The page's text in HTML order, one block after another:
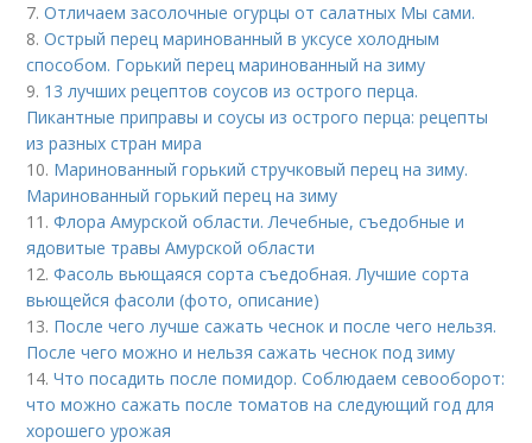
7.Отличаем засолочные огурцы от салатных Мы сами.
8.Острый перец маринованный в уксусе холодным
способом. Горький перец маринованный на зиму
9. 13 лучших рецептов соусов из острого перца.
Пикантные приправы и соусы из острого перца: рецепты
из разных стран мира
10. Маринованный горький стручковый перец на зиму.
Маринованный горький перец на зиму
11.Флора Амурской области. Лечебные, съедобные и
ядовитые травы Амурской области
12.Фасоль вьющаяся сорта съедобная. Лучшие сорта
вьющейся фасоли (фото, описание)
13. После чего лучше сажать чеснок и после чего нельзя.
После чего можно и нельзя сажать чеснок под зиму
14.Что посадить после помидор. Соблюдаем севооборот:
что можно сажать после томатов на следующий год для
хорошего урожая